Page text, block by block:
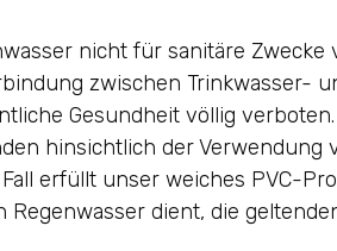
nicht für sanitäre Zwecke
zwischen Trinkwasser-
Gesundheit völlig
hinsichtlich der Verwendung
erfüllt unser weiches PVC-
dient, die